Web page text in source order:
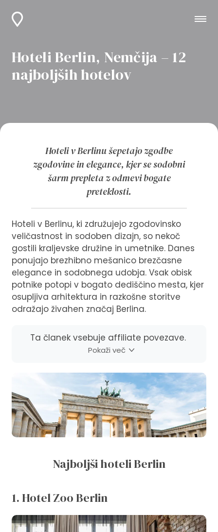
Hoteli Berlin, Nemčija – 12
najboljših hotelov
Hoteli v Berlinu šepetajo zgodbe
zgodovine in elegance, kjer se sodobni
šarm prepleta z odmevi bogate
preteklosti.
Hoteli v Berlinu, ki združujejo zgodovinsko
veličastnost in sodoben dizajn, so nekoč
gostili kraljevske družine in umetnike. Danes
ponujajo brezhibno mešanico brezčasne
elegance in sodobnega udobja. Vsak obisk
potnike potopi v bogato dediščino mesta, kjer
osupljiva arhitektura in razkošne storitve
odražajo živahen značaj Berlina.
Ta članek vsebuje affiliate povezave.
Pokaži več
Najboljši hoteli Berlin
1. Hotel Zoo Berlin